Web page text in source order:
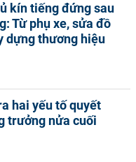
kín tiếng đứng sau
Từ phụ xe, sửa đồ
dựng thương hiệu
hai yếu tố quyết
trưởng nửa cuối